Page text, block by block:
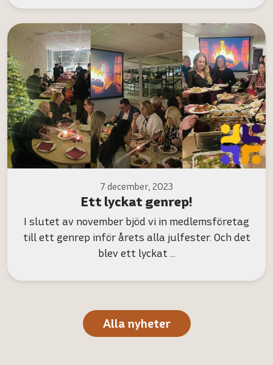
7 december, 2023
Ett lyckat genrep!
I slutet av november bjöd vi in medlemsföretag
till ett genrep inför årets alla julfester. Och det
blev ett lyckat …
Alla nyheter